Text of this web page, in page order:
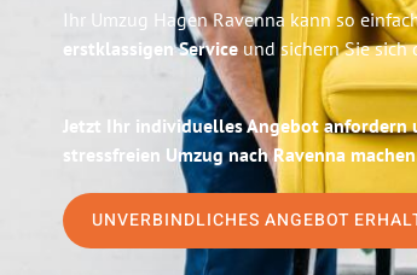
Ihr Umzug Hagen Ravenna kann so
erstklassigen Service und sichern Sie sich
Jetzt Ihr individuelles Angebot anfordern
stressfreien Umzug nach Ravenna
UNVERBINDLICHES ANGEBOT